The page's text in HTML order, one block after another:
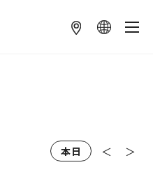
本日 ＜ ＞